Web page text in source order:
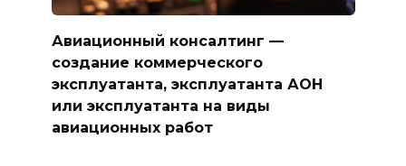
Авиационный консалтинг —
создание коммерческого
эксплуатанта, эксплуатанта АОН
или эксплуатанта на виды
авиационных работ